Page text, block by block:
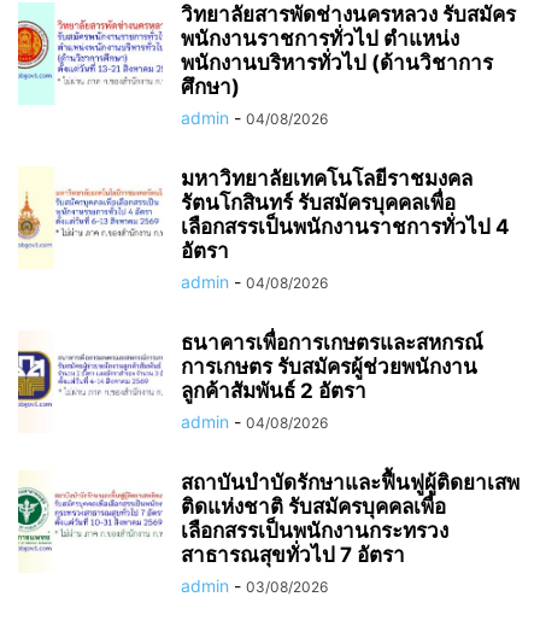
วิทยาลัยสารพัดช่างนครหลวง รับสมัคร
พนักงานราชการทั่วไป ตำแหน่ง
พนักงานบริหารทั่วไป (ด้านวิชาการ
ศึกษา)
admin - 04/08/2026
มหาวิทยาลัยเทคโนโลยีราชมงคล
รัตนโกสินทร์ รับสมัครบุคคลเพื่อ
เลือกสรรเป็นพนักงานราชการทั่วไป 4
อัตรา
admin - 04/08/2026
ธนาคารเพื่อการเกษตรและสหกรณ์
การเกษตร รับสมัครผู้ช่วยพนักงาน
ลูกค้าสัมพันธ์ 2 อัตรา
admin - 04/08/2026
สถาบันบำบัดรักษาและฟื้นฟูผู้ติดยาเสพ
ติดแห่งชาติ รับสมัครบุคคลเพื่อ
เลือกสรรเป็นพนักงานกระทรวง
สาธารณสุขทั่วไป 7 อัตรา
admin - 03/08/2026